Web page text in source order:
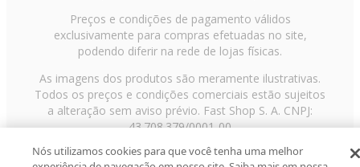
Preços e condições de pagamento válidos
exclusivamente para compras efetuadas no site,
podendo diferir na rede de lojas físicas.
As imagens dos produtos são meramente ilustrativas.
Todos os preços e condições comerciais estão sujeitos
a alteração sem aviso prévio. Fast Shop S. A. CNPJ:
43.708.379/0001-00
Avenida Zaki Narchi, nº 1650, sobreloja, Carandiru, São
Nós utilizamos cookies para que você tenha uma melhor